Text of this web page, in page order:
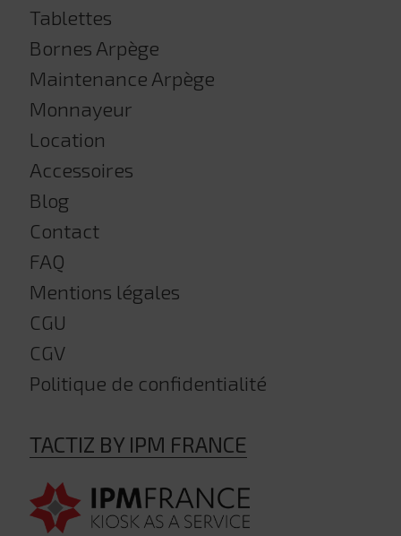
Tablettes
Bornes Arpège
Maintenance Arpège
Monnayeur
Location
Accessoires
Blog
Contact
FAQ
Mentions légales
CGU
CGV
Politique de confidentialité
TACTIZ BY IPM FRANCE